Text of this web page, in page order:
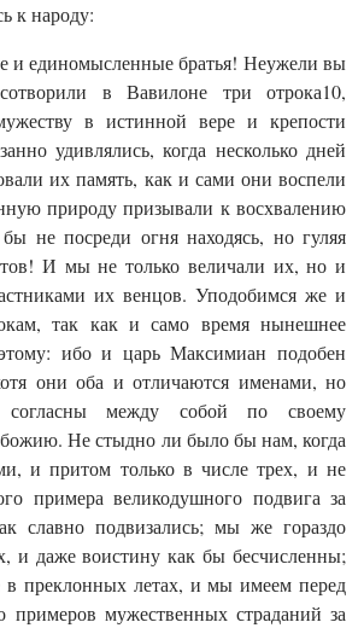
к народу:
единомысленные братья! Неужели вы
в Вавилоне три отрока10,
в истинной вере и крепости
удивлялись, когда несколько дней
их память, как и сами они воспели
природу призывали к восхвалению
не посреди огня находясь, но гуляя
И мы не только величали их, но и
их венцов. Уподобимся же и
так как и само время нынешнее
ибо и царь Максимиан подобен
они оба и отличаются именами, но
между собой по своему
Не стыдно ли было бы нам, когда
и притом только в числе трех, и не
примера великодушного подвига за
славно подвизались; мы же гораздо
и даже воистину как бы бесчисленны;
в преклонных летах, и мы имеем перед
примеров мужественных страданий за